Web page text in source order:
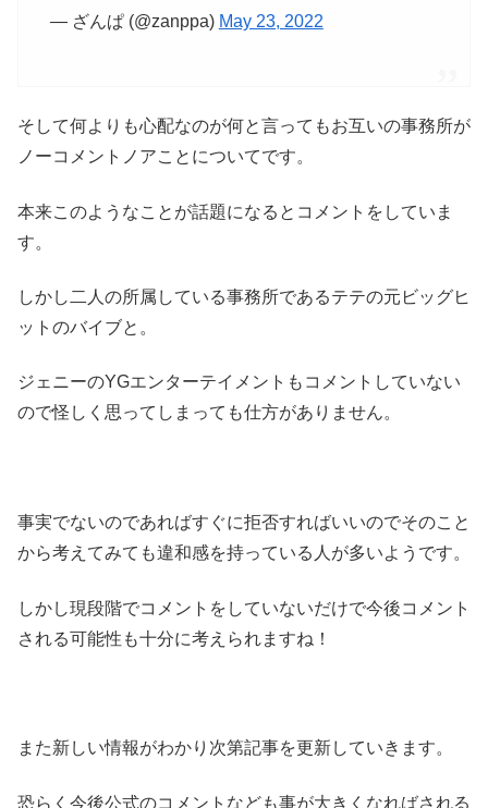
— ざんぱ (@zanppa) May 23, 2022
そして何よりも心配なのが何と言ってもお互いの事務所が
ノーコメントノアことについてです。
本来このようなことが話題になるとコメントをしていま
す。
しかし二人の所属している事務所であるテテの元ビッグヒ
ットのバイブと。
ジェニーのYGエンターテイメントもコメントしていない
ので怪しく思ってしまっても仕方がありません。
事実でないのであればすぐに拒否すればいいのでそのこと
から考えてみても違和感を持っている人が多いようです。
しかし現段階でコメントをしていないだけで今後コメント
される可能性も十分に考えられますね！
また新しい情報がわかり次第記事を更新していきます。
恐らく今後公式のコメントなども事が大きくなればされる